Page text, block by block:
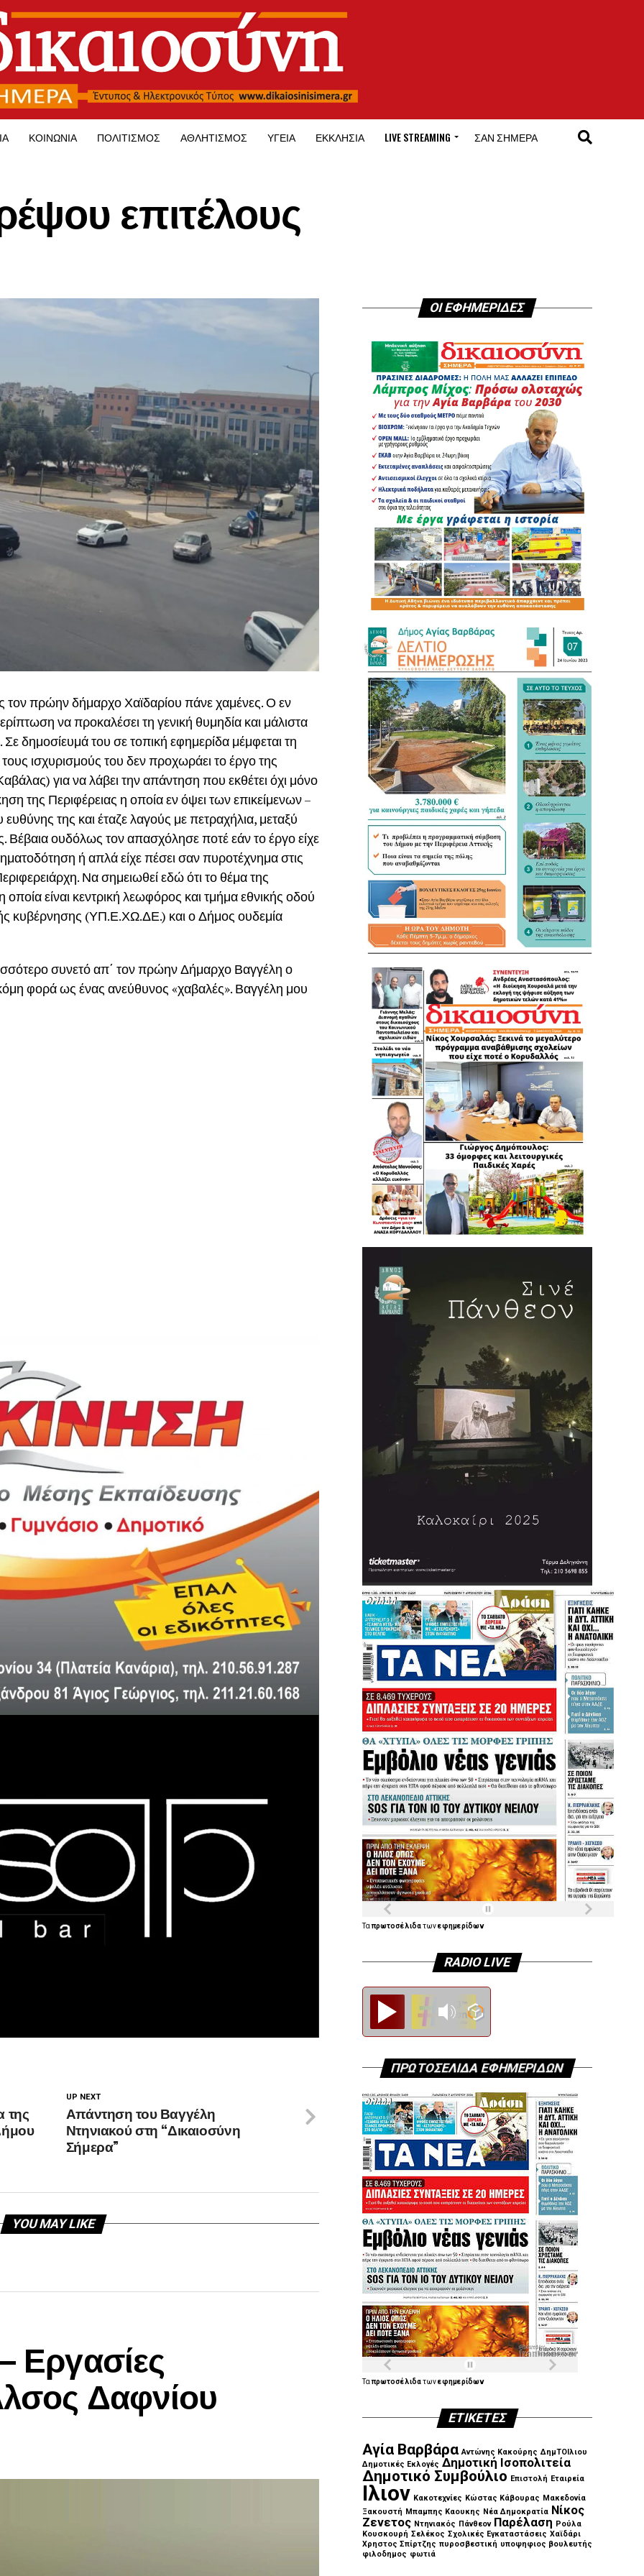
ΚΟΙΝΩΝΊΑ ΠΟΛΙΤΙΣΜΌΣ ΑΘΛΗΤΙΣΜΌΣ ΥΓΕΊΑ ΕΚΚΛΗΣΊΑ LIVE STREAMING ΣΑΝ ΣΉΜΕΡΑ
επιτέλους
τον πρώην δήμαρχο Χαϊδαρίου πάνε χαμένες. Ο εν
να προκαλέσει τη γενική θυμηδία και μάλιστα
δημοσίευμά του σε τοπική εφημερίδα μέμφεται τη
ισχυρισμούς του δεν προχωράει το έργο της
για να λάβει την απάντηση που εκθέτει όχι μόνο
της Περιφέρειας η οποία εν όψει των επικείμενων –
της και έταζε λαγούς με πετραχήλια, μεταξύ
Βέβαια ουδόλως τον απασχόλησε ποτέ εάν το έργο είχε
ή απλά είχε πέσει σαν πυροτέχνημα στις
Να σημειωθεί εδώ ότι το θέμα της
είναι κεντρική λεωφόρος και τμήμα εθνικής οδού
κυβέρνησης (ΥΠ.Ε.ΧΩ.ΔΕ.) και ο Δήμος ουδεμία
συνετό απ΄ τον πρώην Δήμαρχο Βαγγέλη ο
φορά ως ένας ανεύθυνος «χαβαλές». Βαγγέλη μου
UP NEXT
Απάντηση του Βαγγέλη
Ντηνιακού στη “Δικαιοσύνη
Σήμερα”
της
YOU MAY LIKE
Εργασίες
Δαφνίου
ΟΙ ΕΦΗΜΕΡΙΔΕΣ
Ταπρωτοσέλιδατωνεφημερίδων
RADIO LIVE
ΠΡΩΤΟΣΕΛΙΔΑ ΕΦΗΜΕΡΙΔΩΝ
Ταπρωτοσέλιδατωνεφημερίδων
ΕΤΙΚΈΤΕΣ
Αγία Βαρβάρα Αντώνης Κακούρης ΔημΤΟΙλιου
Δημοτικές Εκλογές Δημοτική Ισοπολιτεία
Δημοτικό Συμβούλιο Επιστολή Εταιρεία
Ιλιον Κακοτεχνίες Κώστας Κάβουρας Μακεδονία
Ξακουστή Μπαμπης Καουκης Νέα Δημοκρατία Νίκος
Ζενετος Ντηνιακός Πάνθεον Παρέλαση Ρούλα
Κουσκουρή Σελέκος Σχολικές Εγκαταστάσεις Χαϊδάρι
Χρηστος Σπίρτζης πυροσβεστική υποψηφιος βουλευτής
φιλοδημος φωτιά